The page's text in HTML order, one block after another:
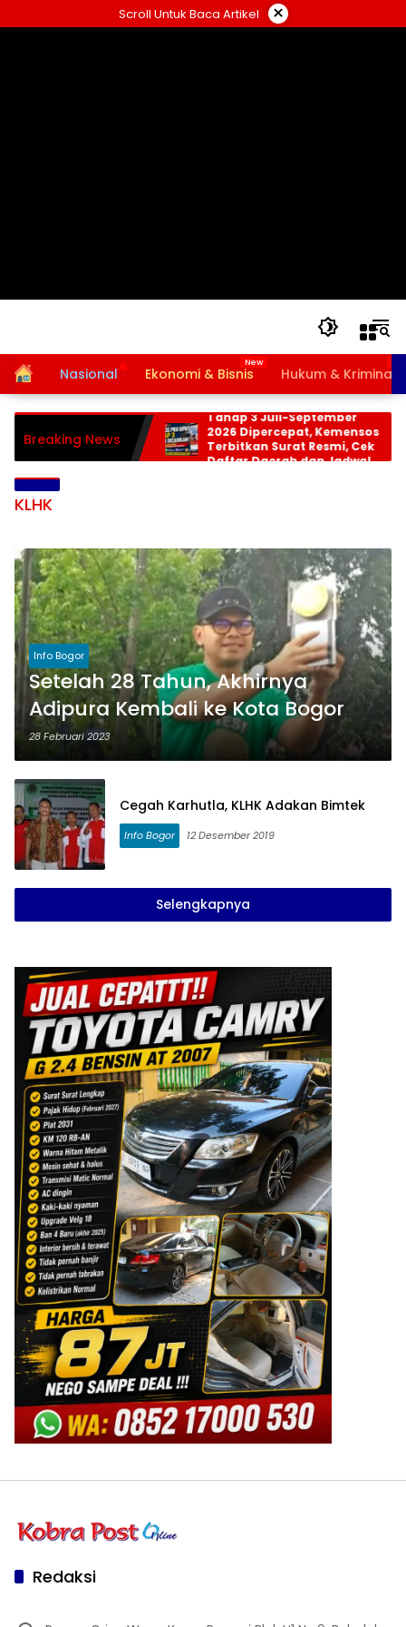
ke
Scroll Untuk Baca Artikel ×
HomeNasional Ekonomi & Bisnis Hukum & Kriminal
Breaking News
Bansos PKH dan BPNT
Tahap 3 Juli-September
2026 Dipercepat, Kemensos
Terbitkan Surat Resmi, Cek
Daftar Daerah dan Jadwal
KLHK
Info Bogor
Setelah 28 Tahun, Akhirnya
Adipura Kembali ke Kota Bogor
28 Februari 2023
Cegah Karhutla, KLHK Adakan Bimtek
Info Bogor 12 Desember 2019
Selengkapnya
Redaksi